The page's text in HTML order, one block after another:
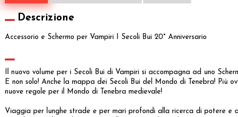
Descrizione
Accessorio e Schermo per Vampiri I Secoli Bui 20° Anniversario
Il nuovo volume per i Secoli Bui di Vampiri si accompagna ad uno
E non solo! Anche la mappa dei Secoli Bui del Mondo di Tenebra! Più
nuove regole per il Mondo di Tenebra medievale!
Viaggia per lunghe strade e per mari profondi alla ricerca di potere